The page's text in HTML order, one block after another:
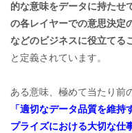
的な意味をデータに持たせ
の各レイヤーでの意思決定
などのビジネスに役立てる
と定義されています。
ある意味、極めて当たり前
「適切なデータ品質を維
プライズにおける大切な仕